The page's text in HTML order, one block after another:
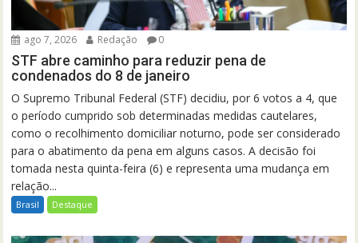
ago 7, 2026 Redação 0
STF abre caminho para reduzir pena de
condenados do 8 de janeiro
O Supremo Tribunal Federal (STF) decidiu, por 6 votos a 4, que
o período cumprido sob determinadas medidas cautelares,
como o recolhimento domiciliar noturno, pode ser considerado
para o abatimento da pena em alguns casos. A decisão foi
tomada nesta quinta-feira (6) e representa uma mudança em
relação...
Brasil Destaque